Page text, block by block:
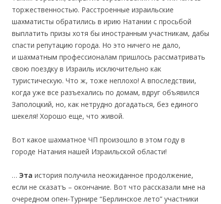
торжественностью. Расстроенные израильские
шахматисты обратились в ирию Натании с просьбой
выплатить призы хотя бы иностранным участникам, дабы
спасти репутацию города. Но это ничего не дало,
и шахматным профессионалам пришлось рассматривать
свою поездку в Израиль исключительно как
туристическую. Что ж, тоже неплохо! А впоследствии,
когда уже все разъехались по домам, вдруг объявился
Заполоцкий, но, как нетрудно догадаться, без единого
шекеля! Хорошо еще, что живой.
Вот какое шахматное ЧП произошло в этом году в
городе Натания нашей Израильской области!
… Эта история получила неожиданное продолжение,
если не сказатъ – окончание. Вот что рассказали мне на
очередном опен-Турнире “Берлинское лето” участники